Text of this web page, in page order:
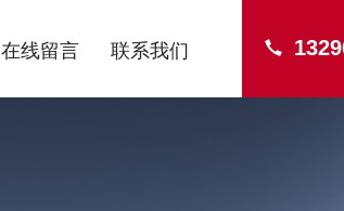
在线留言 联系我们